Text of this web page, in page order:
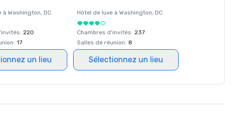
à Washington, DC
: 220
: 17
un lieu
Hôtel de luxe à Washington, DC
Chambres d'invités: 237
Salles de réunion: 8
Sélectionnez un lieu